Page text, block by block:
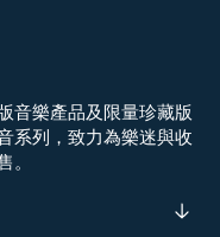
音樂產品及限量珍藏版
系列，致力為樂迷與收